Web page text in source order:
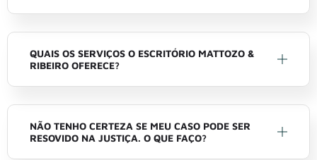
QUAIS OS SERVIÇOS O ESCRITÓRIO MATTOZO &
RIBEIRO OFERECE?
NÃO TENHO CERTEZA SE MEU CASO PODE SER
RESOVIDO NA JUSTIÇA. O QUE FAÇO?